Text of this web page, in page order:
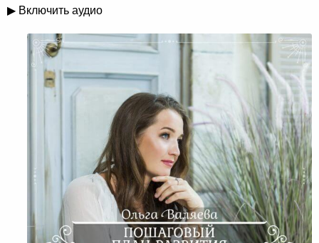
▶ Включить аудио